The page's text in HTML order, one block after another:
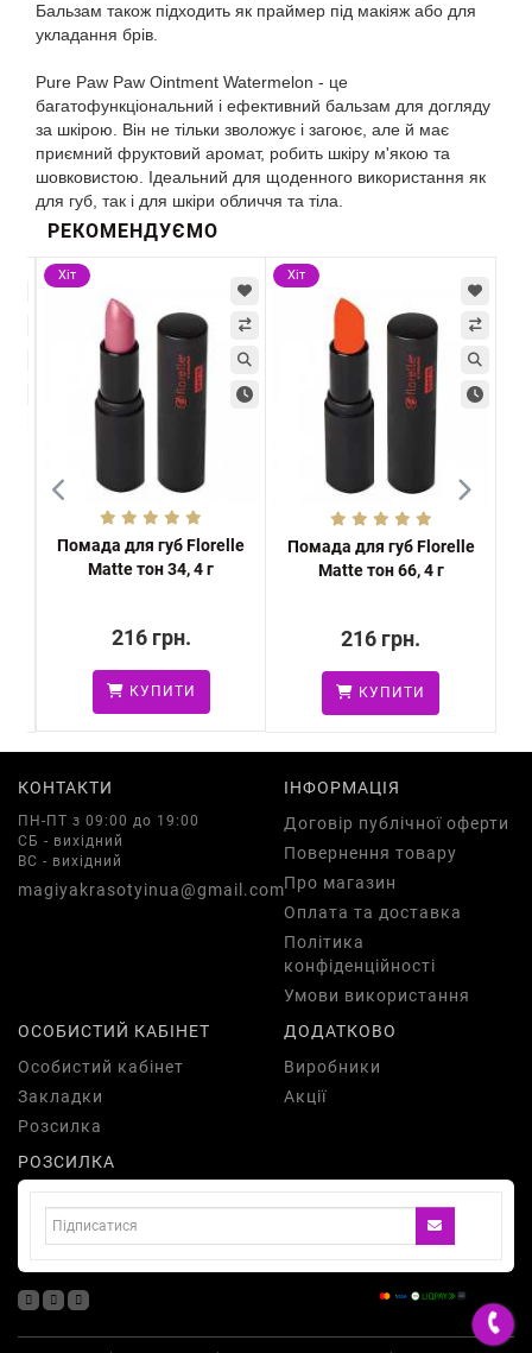
Бальзам також підходить як праймер під макіяж або для
укладання брів.
Pure Paw Paw Ointment Watermelon - це
багатофункціональний і ефективний бальзам для догляду
за шкірою. Він не тільки зволожує і загоює, але й має
приємний фруктовий аромат, робить шкіру м'якою та
шовковистою. Ідеальний для щоденного використання як
для губ, так і для шкіри обличчя та тіла.
РЕКОМЕНДУЄМО
Хіт
Помада для губ Florelle
Matte тон 34, 4 г
216 грн.
КУПИТИ
Хіт
Помада для губ Florelle
Matte тон 66, 4 г
216 грн.
КУПИТИ
КОНТАКТИ
ПН-ПТ з 09:00 до 19:00
СБ - вихідний
ВС - вихідний
magiyakrasotyinua@gmail.com
ІНФОРМАЦІЯ
Договір публічної оферти
Повернення товару
Про магазин
Оплата та доставка
Політика
конфіденційності
Умови використання
ОСОБИСТИЙ КАБІНЕТ
Особистий кабінет
Закладки
Розсилка
ДОДАТКОВО
Виробники
Акції
РОЗСИЛКА